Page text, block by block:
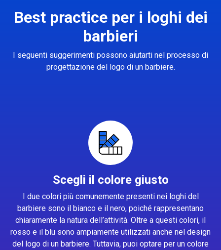
Best practice per i loghi dei
barbieri
I seguenti suggerimenti possono aiutarti nel processo di
progettazione del logo di un barbiere.
Scegli il colore giusto
I due colori più comunemente presenti nei loghi del
barbiere sono il bianco e il nero, poiché rappresentano
chiaramente la natura dell’attività. Oltre a questi colori, il
rosso e il blu sono ampiamente utilizzati anche nel design
del logo di un barbiere. Tuttavia, puoi optare per un colore